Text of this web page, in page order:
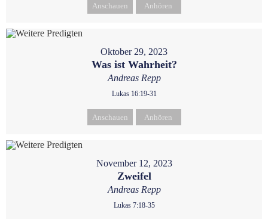
Anschauen Anhören
Oktober 29, 2023
Was ist Wahrheit?
Andreas Repp
Lukas 16:19-31
Anschauen Anhören
November 12, 2023
Zweifel
Andreas Repp
Lukas 7:18-35